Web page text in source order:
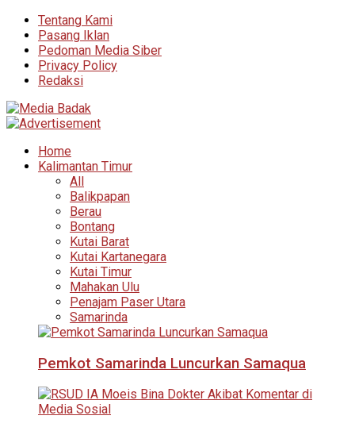
Tentang Kami
Pasang Iklan
Pedoman Media Siber
Privacy Policy
Redaksi
Home
Kalimantan Timur
All
Balikpapan
Berau
Bontang
Kutai Barat
Kutai Kartanegara
Kutai Timur
Mahakan Ulu
Penajam Paser Utara
Samarinda
Pemkot Samarinda Luncurkan Samaqua